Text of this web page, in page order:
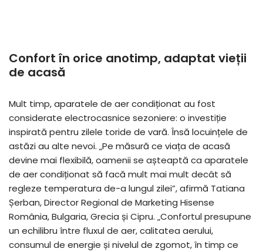
Confort în orice anotimp, adaptat vieții
de acasă
Mult timp, aparatele de aer condiționat au fost
considerate electrocasnice sezoniere: o investiție
inspirată pentru zilele toride de vară. Însă locuințele de
astăzi au alte nevoi. „Pe măsură ce viața de acasă
devine mai flexibilă, oamenii se așteaptă ca aparatele
de aer condiționat să facă mult mai mult decât să
regleze temperatura de-a lungul zilei”, afirmă Tatiana
Șerban, Director Regional de Marketing Hisense
România, Bulgaria, Grecia și Cipru. „Confortul presupune
un echilibru între fluxul de aer, calitatea aerului,
consumul de energie și nivelul de zgomot, în timp ce